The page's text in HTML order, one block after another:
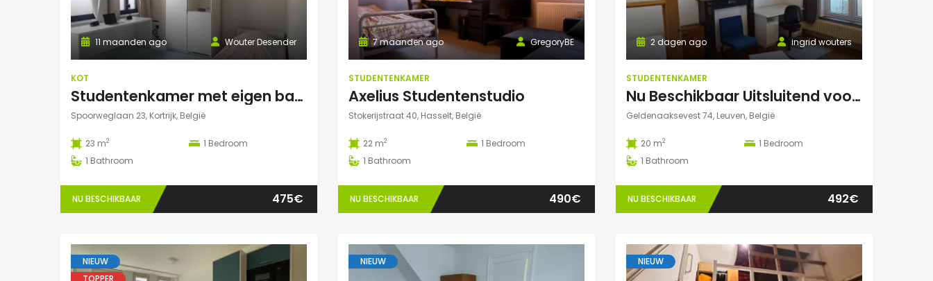
Wouter Desender
11 maanden ago
KOT
Studentenkamer met eigen badkamer
Spoorweglaan 23, Kortrijk, België
23 m2 1 Bedroom
1 Bathroom
NU BESCHIKBAAR 475€
GregoryBE
7 maanden ago
STUDENTENKAMER
Axelius Studentenstudio
Stokerijstraat 40, Hasselt, België
22 m2 1 Bedroom
1 Bathroom
NU BESCHIKBAAR 490€
ingrid wouters
2 dagen ago
STUDENTENKAMER
Nu Beschikbaar Uitsluitend voor Augustus 2026 in Leuven
Geldenaaksevest 74, Leuven, België
20 m2 1 Bedroom
1 Bathroom
NU BESCHIKBAAR 492€
NIEUW
TOPPER
NIEUW NIEUW